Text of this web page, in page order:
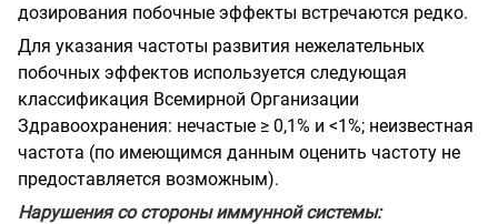
дозирования побочные эффекты встречаются редко.
Для указания частоты развития нежелательных
побочных эффектов используется следующая
классификация Всемирной Организации
Здравоохранения: нечастые ≥ 0,1% и <1%; неизвестная
частота (по имеющимся данным оценить частоту не
предоставляется возможным).
Нарушения со стороны иммунной системы: